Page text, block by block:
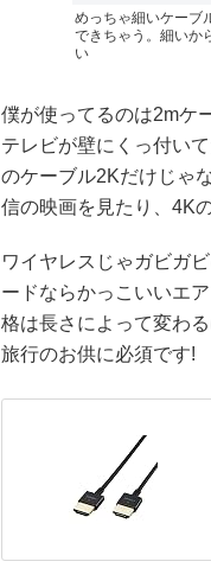
めっちゃ細いケーブ
できちゃう。細いか
い
僕が使ってるのは2mケ
テレビが壁にくっ付い
のケーブル2Kだけじゃ
信の映画を見たり、4K
ワイヤレスじゃガビガ
ードならかっこいいエ
格は長さによって変わ
旅行のお供に必須です!